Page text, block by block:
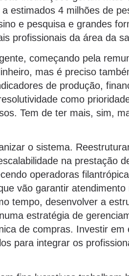
estimados 4 milhões de
e pesquisa e grandes
profissionais da área da
começando pela
mas é preciso
de produção,
como
Tem de ter mais, sim,
o sistema.
na prestação
operadoras
vão garantir atendimento
tempo, desenvolver a
estratégia de
de compras. Investir em
para integrar os